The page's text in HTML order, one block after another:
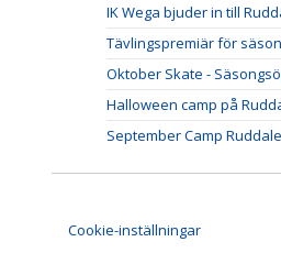
IK Wega bjuder in till
Tävlingspremiär för
Oktober Skate -
Halloween camp på
September Camp
Cookie-inställningar